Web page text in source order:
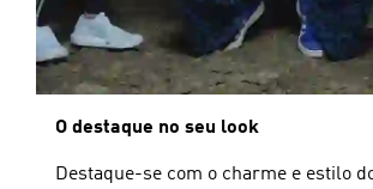
O destaque no seu look
Destaque-se com o charme e estilo